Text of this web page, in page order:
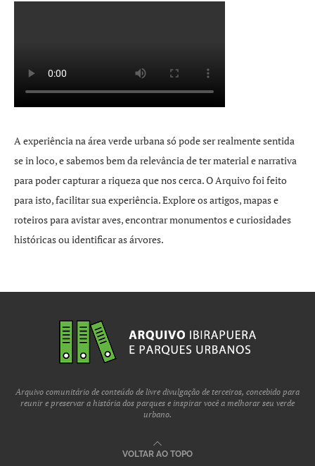
A experiência na área verde urbana só pode ser realmente sentida
se in loco, e sabemos bem da relevância de ter material e narrativa
para poder capturar a riqueza que nos cerca. O Arquivo foi feito
para isto, facilitar sua experiência. Explore os artigos, mapas e
roteiros para avistar aves, encontrar monumentos e curiosidades
históricas ou identificar as árvores.
Arquivo comunitário de conteúdo de livre divulgação de terceiros, concebido para
reunir e preservar a história dos parques e inspirar você a melhorar seu verde
urbano.
VOLTAR AO TOPO